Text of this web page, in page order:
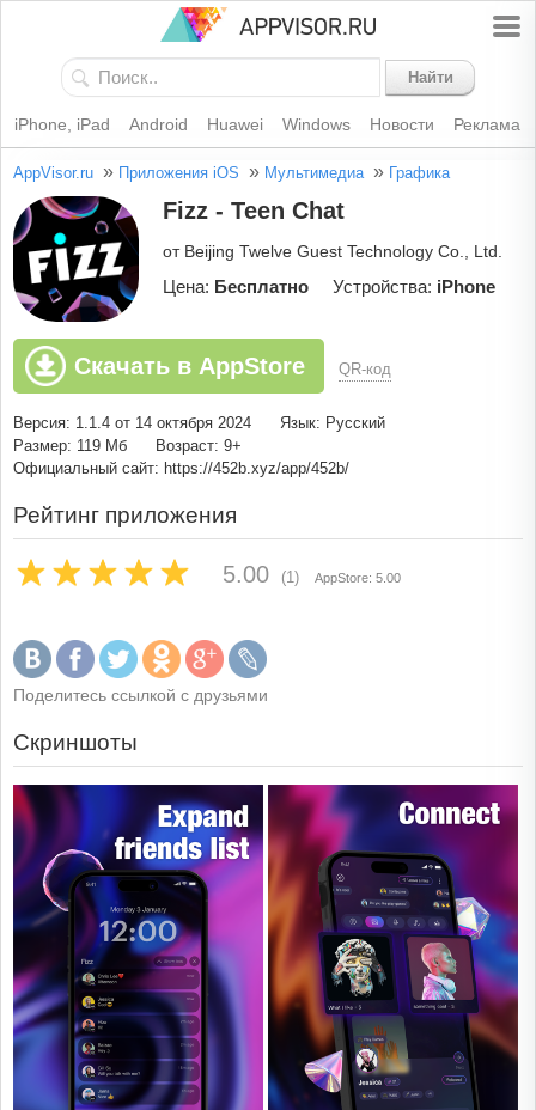
Найти
iPhone, iPad Android Huawei Windows Новости Реклама
AppVisor.ru » Приложения iOS » Мультимедиа » Графика
Fizz - Teen Chat
от Beijing Twelve Guest Technology Co., Ltd.
Цена: Бесплатно Устройства: iPhone
Скачать в AppStore QR-код
Версия: 1.1.4 от 14 октября 2024
Язык: Русский
Размер: 119 Мб
Возраст: 9+
Официальный сайт: https://452b.xyz/app/452b/
Рейтинг приложения
5.00 (1) AppStore: 5.00
Поделитесь ссылкой с друзьями
Скриншоты